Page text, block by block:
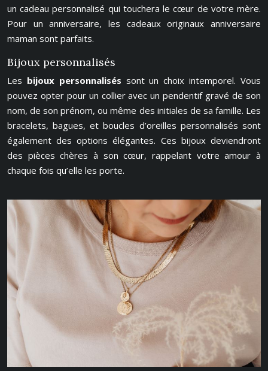
un cadeau personnalisé qui touchera le cœur de votre mère.
Pour un anniversaire, les cadeaux originaux anniversaire
maman sont parfaits.
Bijoux personnalisés
Les bijoux personnalisés sont un choix intemporel. Vous
pouvez opter pour un collier avec un pendentif gravé de son
nom, de son prénom, ou même des initiales de sa famille. Les
bracelets, bagues, et boucles d’oreilles personnalisés sont
également des options élégantes. Ces bijoux deviendront
des pièces chères à son cœur, rappelant votre amour à
chaque fois qu’elle les porte.